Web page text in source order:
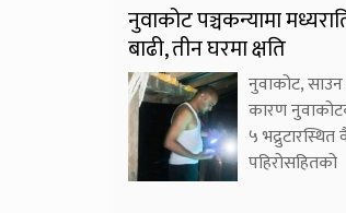
नुवाकोट पञ्चकन्यामा
बाढी, तीन घरमा क्षति
नुवाकोट,
कारण
५ भद्रुटारस्थित
पहिरोसहितको